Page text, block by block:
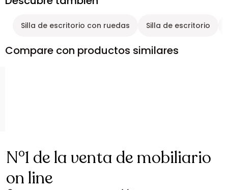
Silla de escritorio con ruedas Silla de escritorio
Compare con productos similares
N°1 de la venta de mobiliario
on line